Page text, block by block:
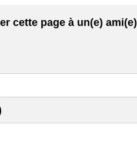
cette page à un(e) ami(e)